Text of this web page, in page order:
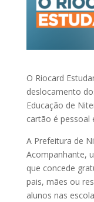
O Riocard
deslocamento
Educação de
cartão é pessoal
A Prefeitura de
Acompanhante,
que concede
pais, mães ou
alunos nas